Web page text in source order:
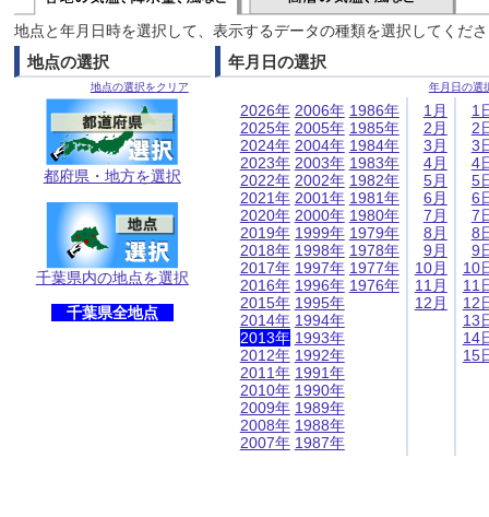
地点と年月日時を選択して、表示するデータの種類を選択してくだ
地点の選択
地点の選択をクリア
都府県・地方を選択
千葉県内の地点を選択
千葉県全地点
年月日の選択
年月日の選
2026年
2025年
2024年
2023年
2022年
2021年
2020年
2019年
2018年
2017年
2016年
2015年
2014年
2013年
2012年
2011年
2010年
2009年
2008年
2007年
2006年
2005年
2004年
2003年
2002年
2001年
2000年
1999年
1998年
1997年
1996年
1995年
1994年
1993年
1992年
1991年
1990年
1989年
1988年
1987年
1986年
1985年
1984年
1983年
1982年
1981年
1980年
1979年
1978年
1977年
1976年
1月
2月
3月
4月
5月
6月
7月
8月
9月
10月
11月
12月
1
2
3
4
5
6
7
8
9
10
11
12
13
14
15